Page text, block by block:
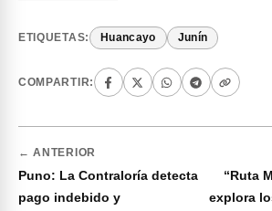
ETIQUETAS: Huancayo Junín
COMPARTIR:
← ANTERIOR
Puno: La Contraloría detecta
pago indebido y
“Ruta
explora